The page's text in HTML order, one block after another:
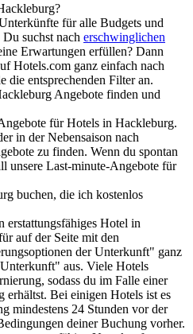
für alle Budgets und
suchst nach erschwinglichen
Erwartungen erfüllen? Dann
Hotels.com ganz einfach nach
die entsprechenden Filter an.
Angebote finden und
für Hotels in Hackleburg.
in der Nebensaison nach
zu finden. Wenn du spontan
unsere Last-minute-Angebote für
buchen, die ich kostenlos
erstattungsfähiges Hotel in
auf der Seite mit den
der Unterkunft" ganz
aus. Viele Hotels
sodass du im Falle einer
erhältst. Bei einigen Hotels ist es
mindestens 24 Stunden vor der
deiner Buchung vorher.